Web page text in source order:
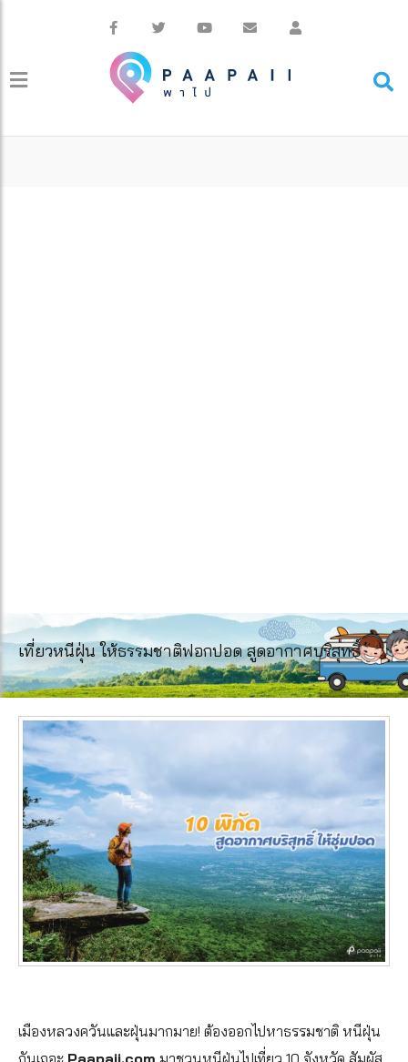
เที่ยวหนีฝุ่น ให้ธรรมชาติฟอกปอด สูดอากาศบริสุทธิ์
เมืองหลวงควันและฝุ่นมากมาย! ต้องออกไปหาธรรมชาติ หนีฝุ่น